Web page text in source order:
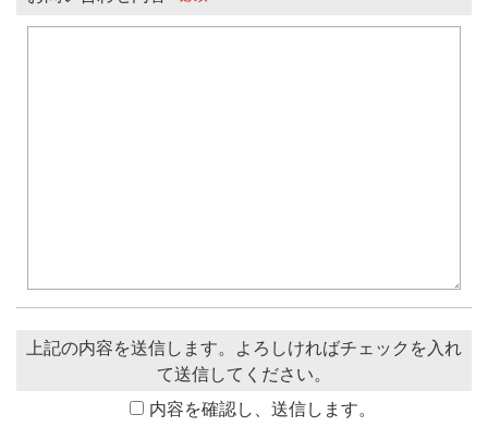
上記の内容を送信します。よろしければチェックを入れ
て送信してください。
内容を確認し、送信します。